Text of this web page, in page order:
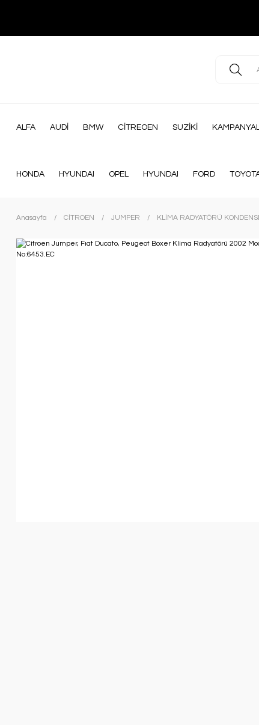
ALFA AUDİ BMW CİTREOEN SUZİKİ
HONDA HYUNDAI OPEL HYUNDAI FORD
Anasayfa CİTROEN JUMPER KLİMA RADYATÖRÜ